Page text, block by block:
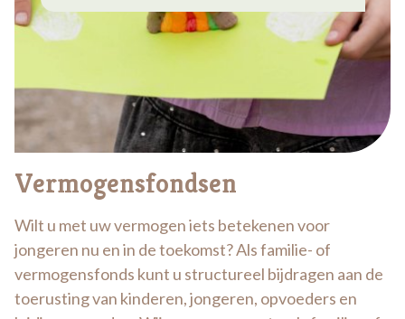
Vermogensfondsen
Wilt u met uw vermogen iets betekenen voor
jongeren nu en in de toekomst? Als familie- of
vermogensfonds kunt u structureel bijdragen aan de
toerusting van kinderen, jongeren, opvoeders en